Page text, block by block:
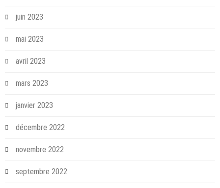
juin 2023
mai 2023
avril 2023
mars 2023
janvier 2023
décembre 2022
novembre 2022
septembre 2022